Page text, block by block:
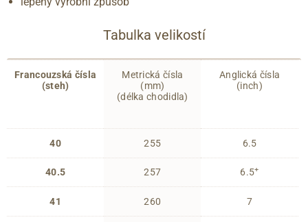
Tabulka velikostí
Francouzská čísla
(steh)
40
40.5
41
Metrická čísla
(mm)
(délka chodidla)
255
257
260
Anglická čísla
(inch)
6.5
6.5+
7